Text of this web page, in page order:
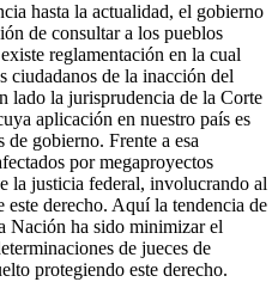
hasta la actualidad, el gobierno
de consultar a los pueblos
reglamentación en la cual
ciudadanos de la inacción del
lado la jurisprudencia de la Corte
aplicación en nuestro país es
gobierno. Frente a esa
por megaproyectos
la justicia federal, involucrando al
derecho. Aquí la tendencia de
Nación ha sido minimizar el
de jueces de
protegiendo este derecho.